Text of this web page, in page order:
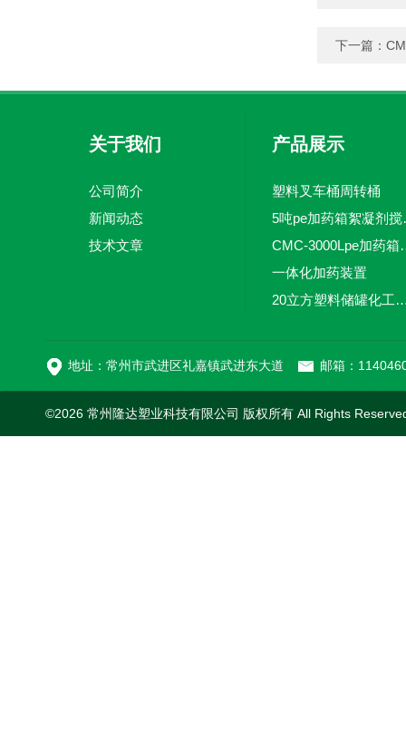
下一篇：
关于我们
公司简介
新闻动态
技术文章
产品展示
塑料叉车桶周转桶
5吨pe
CMC-
一体化加药装置
20立方塑料储罐化工储
地址：常州市武进区礼嘉镇武进东大道 邮箱：
©2026 常州隆达塑业科技有限公司 版权所有 All Rights